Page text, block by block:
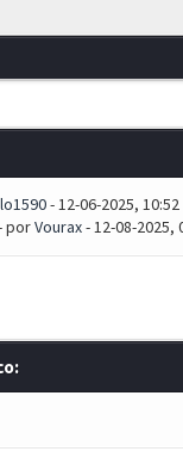
- 12-06-2025, 10:52
porVourax- 12-08-2025,